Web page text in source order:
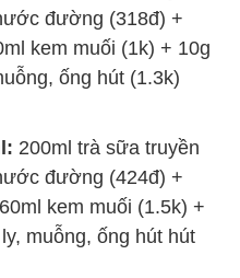
đường (318đ) +
kem muối (1k) + 10g
ống hút (1.3k)
200ml trà sữa truyền
đường (424đ) +
kem muối (1.5k) +
muỗng, ống hút hút